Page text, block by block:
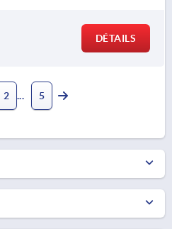
DÉTAILS
2 5